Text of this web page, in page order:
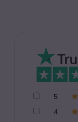
5
4